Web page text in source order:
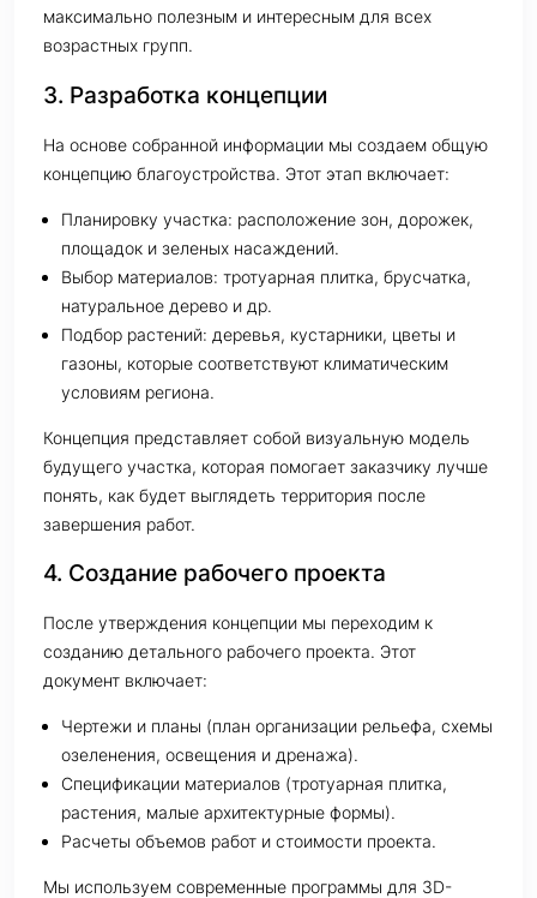
максимально полезным и интересным для всех
возрастных групп.
3. Разработка концепции
На основе собранной информации мы создаем общую
концепцию благоустройства. Этот этап включает:
Планировку участка: расположение зон, дорожек,
площадок и зеленых насаждений.
Выбор материалов: тротуарная плитка, брусчатка,
натуральное дерево и др.
Подбор растений: деревья, кустарники, цветы и
газоны, которые соответствуют климатическим
условиям региона.
Концепция представляет собой визуальную модель
будущего участка, которая помогает заказчику лучше
понять, как будет выглядеть территория после
завершения работ.
4. Создание рабочего проекта
После утверждения концепции мы переходим к
созданию детального рабочего проекта. Этот
документ включает:
Чертежи и планы (план организации рельефа, схемы
озеленения, освещения и дренажа).
Спецификации материалов (тротуарная плитка,
растения, малые архитектурные формы).
Расчеты объемов работ и стоимости проекта.
Мы используем современные программы для 3D-